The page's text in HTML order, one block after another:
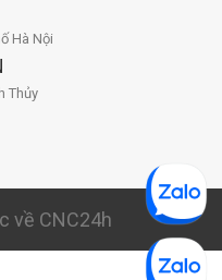
Hà Nội
Thủy
về CNC24h